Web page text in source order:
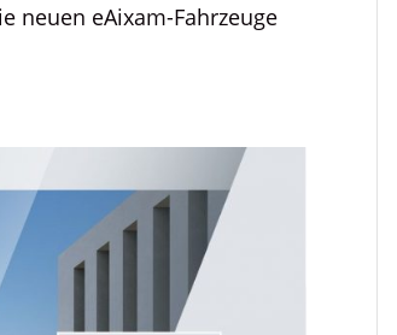
neuen eAixam-Fahrzeuge